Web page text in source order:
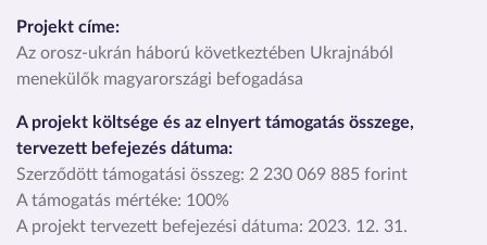
Projekt címe:
Az orosz-ukrán háború következtében Ukrajnából
menekülők magyarországi befogadása
A projekt költsége és az elnyert támogatás összege,
tervezett befejezés dátuma:
Szerződött támogatási összeg: 2 230 069 885 forint
A támogatás mértéke: 100%
A projekt tervezett befejezési dátuma: 2023. 12. 31.